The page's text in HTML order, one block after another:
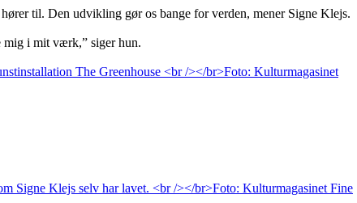
til. Den udvikling gør os bange for verden, mener Signe Klejs.
mig i mit værk,” siger hun.